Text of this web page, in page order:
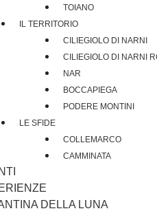
TOIANO
IL TERRITORIO
CILIEGIOLO DI NARNI
CILIEGIOLO DI NARNI
NAR
BOCCAPIEGA
PODERE MONTINI
LE SFIDE
COLLEMARCO
CAMMINATA
DELLA LUNA